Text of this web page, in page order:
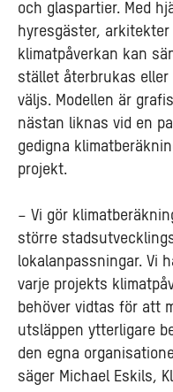
och glaspartier. Med
hyresgäster,
klimatpåverkan kan
stället återbrukas
väljs. Modellen är
nästan liknas vid en
gedigna
projekt.
– Vi gör
större
lokalanpassningar. Vi
varje projekts
behöver vidtas för att
utsläppen ytterligare
den egna
säger Michael Eskils,